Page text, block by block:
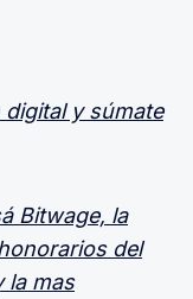
y súmate
Bitwage, la
del
la mas